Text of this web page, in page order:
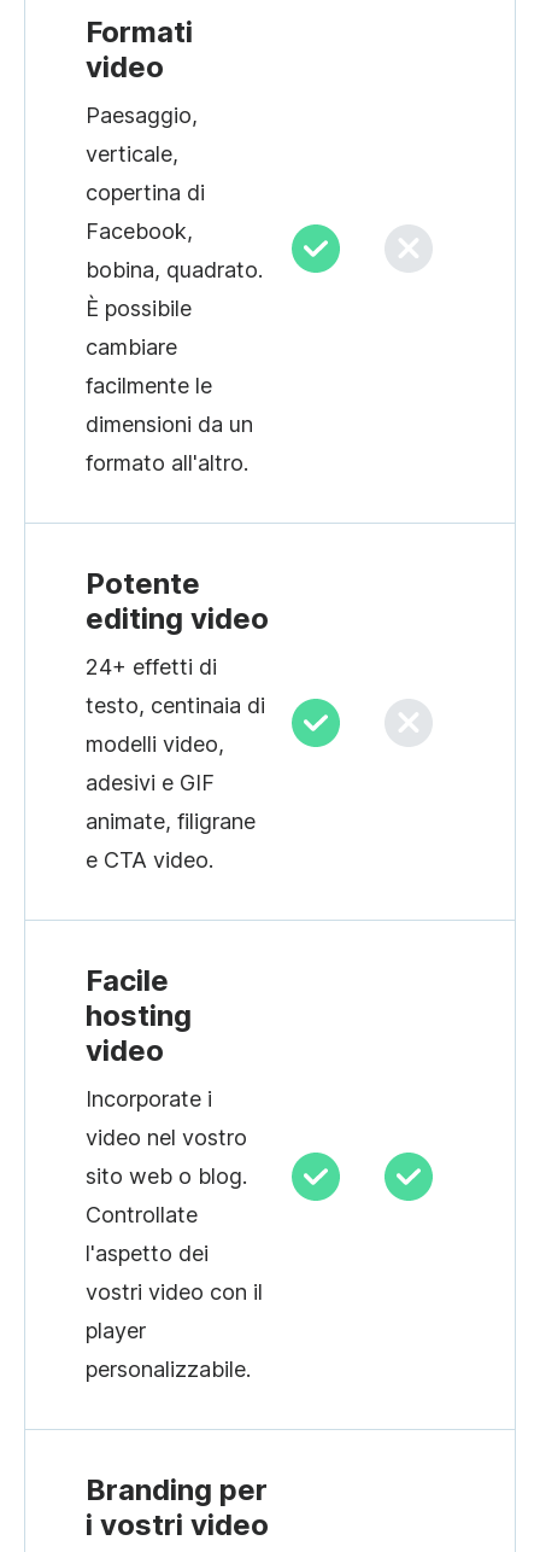
Formati
video
Paesaggio,
verticale,
copertina di
Facebook,
bobina, quadrato.
È possibile
cambiare
facilmente le
dimensioni da un
formato all'altro.
Potente
editing video
24+ effetti di
testo, centinaia di
modelli video,
adesivi e GIF
animate, filigrane
e CTA video.
Facile
hosting
video
Incorporate i
video nel vostro
sito web o blog.
Controllate
l'aspetto dei
vostri video con il
player
personalizzabile.
Branding per
i vostri video